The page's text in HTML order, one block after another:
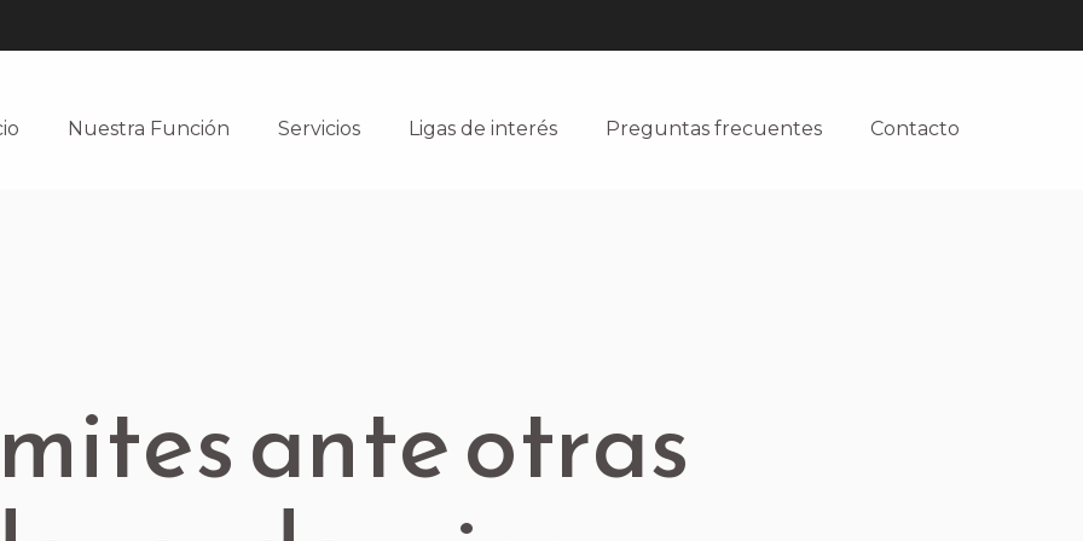
Nuestra Función Servicios Ligas de interés Preguntas frecuentes Contacto
ante otras